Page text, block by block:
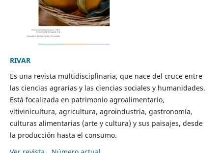
RIVAR
Es una revista multidisciplinaria, que nace del cruce entre
las ciencias agrarias y las ciencias sociales y humanidades.
Está focalizada en patrimonio agroalimentario,
vitivinicultura, agricultura, agroindustria, gastronomía,
culturas alimentarias (arte y cultura) y sus paisajes, desde
la producción hasta el consumo.